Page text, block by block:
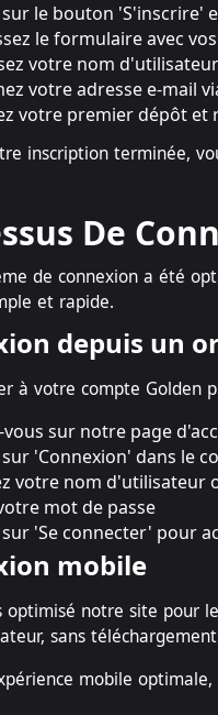
sur le bouton 'S'inscrire'
le formulaire avec
votre nom
votre adresse e-mail
votre premier dépôt et
inscription terminée,
De
de connexion a été
et rapide.
depuis un
à votre compte Golden
vous sur notre page
sur 'Connexion' dans le
votre nom d'utilisateur
mot de passe
sur 'Se connecter' pour
mobile
optimisé notre site pour
sans
mobile